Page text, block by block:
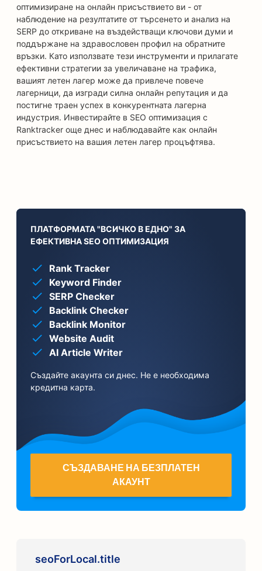
оптимизиране на онлайн присъствието ви - от
наблюдение на резултатите от търсенето и анализ на
SERP до откриване на въздействащи ключови думи и
поддържане на здравословен профил на обратните
връзки. Като използвате тези инструменти и прилагате
ефективни стратегии за увеличаване на трафика,
вашият летен лагер може да привлече повече
лагерници, да изгради силна онлайн репутация и да
постигне траен успех в конкурентната лагерна
индустрия. Инвестирайте в SEO оптимизация с
Ranktracker още днес и наблюдавайте как онлайн
присъствието на вашия летен лагер процъфтява.
ПЛАТФОРМАТА "ВСИЧКО В ЕДНО" ЗА
ЕФЕКТИВНА SEO ОПТИМИЗАЦИЯ
Rank Tracker
Keyword Finder
SERP Checker
Backlink Checker
Backlink Monitor
Website Audit
AI Article Writer
Създайте акаунта си днес. Не е необходима
кредитна карта.
СЪЗДАВАНЕ НА БЕЗПЛАТЕН
АКАУНТ
seoForLocal.title